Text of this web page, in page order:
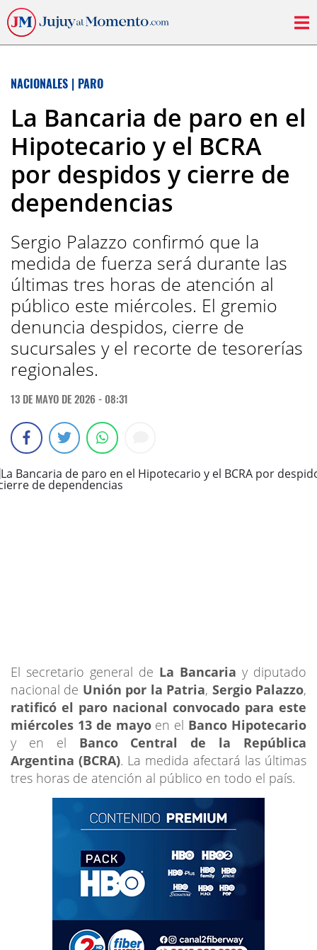
NACIONALES | PARO
La Bancaria de paro en el
Hipotecario y el BCRA
por despidos y cierre de
dependencias
Sergio Palazzo confirmó que la
medida de fuerza será durante las
últimas tres horas de atención al
público este miércoles. El gremio
denuncia despidos, cierre de
sucursales y el recorte de tesorerías
regionales.
13 DE MAYO DE 2026 - 08:31
El secretario general de La Bancaria y diputado
nacional de Unión por la Patria, Sergio Palazzo,
ratificó el paro nacional convocado para este
miércoles 13 de mayoen el Banco Hipotecario
y en el Banco Central de la República
Argentina (BCRA). La medida afectará las últimas
tres horas de atención al público en todo el país.